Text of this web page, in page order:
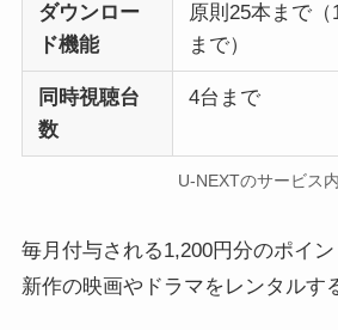
ダウンロー
ド機能
原則25本まで
まで）
同時視聴台
数
4台まで
U-NEXTのサービス
毎月付与される1,200円分のポイ
新作の映画やドラマをレンタルす